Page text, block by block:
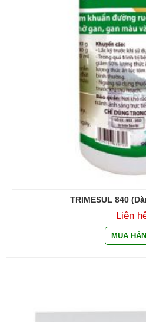
TRIMESUL 840
Liên